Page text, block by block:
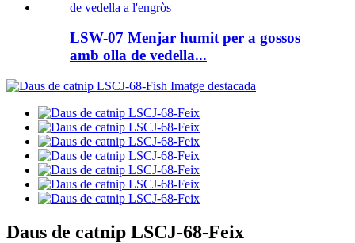
LSW-07 Menjar humit per a gossos
amb olla de vedella...
Daus de catnip LSCJ-68-Feix